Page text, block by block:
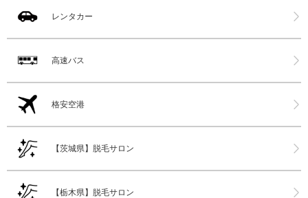
レンタカー
高速バス
格安空港
【茨城県】脱毛サロン
【栃木県】脱毛サロン